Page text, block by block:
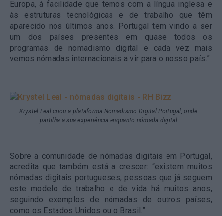
Europa, à facilidade que temos com a língua inglesa e
às estruturas tecnológicas e de trabalho que têm
aparecido nos últimos anos. Portugal tem vindo a ser
um dos países presentes em quase todos os
programas de nomadismo digital e cada vez mais
vemos nómadas internacionais a vir para o nosso país.”
Krystel Leal criou a plataforma Nomadismo Digital Portugal, onde
partilha a sua experiência enquanto nómada digital
Sobre a comunidade de nómadas digitais em Portugal,
acredita que também está a crescer: “existem muitos
nómadas digitais portugueses, pessoas que já seguem
este modelo de trabalho e de vida há muitos anos,
seguindo exemplos de nómadas de outros países,
como os Estados Unidos ou o Brasil.”